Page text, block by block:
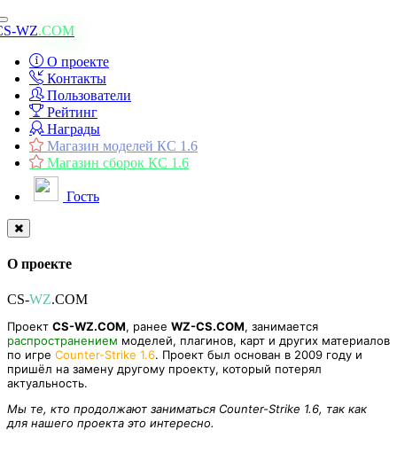
Toggle
navigation
WZ.COM
О проекте
Контакты
Пользователи
Рейтинг
Награды
Магазин моделей КС 1.6
Магазин сборок КС 1.6
Гость
О проекте
CS-WZ.COM
Проект CS-WZ.COM, ранее WZ-CS.COM, занимается
распространением моделей, плагинов, карт и других материалов
по игре Counter-Strike 1.6. Проект был основан в 2009 году и
пришёл на замену другому проекту, который потерял
актуальность.
Мы те, кто продолжают заниматься Counter-Strike 1.6, так как
для нашего проекта это интересно.